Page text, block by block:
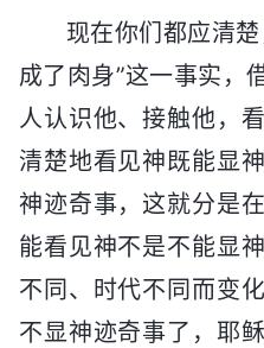
现在你们都应清
成了肉身”这一事实，
人认识他、接触他，
清楚地看见神既能显
神迹奇事，这就分是
能看见神不是不能显
不同、时代不同而变
不显神迹奇事了，耶